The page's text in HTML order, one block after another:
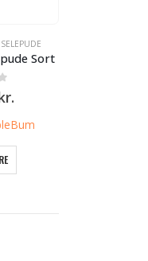
Sort